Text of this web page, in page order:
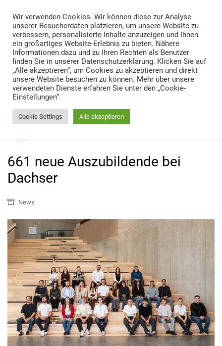
content
TRANS LOGISTIK NEWS
Technik • Kompetenz • Management
661 neue Auszubildende bei
Dachser
News
Wir verwenden Cookies. Wir können diese zur Analyse
unserer Besucherdaten platzieren, um unsere Website zu
verbessern, personalisierte Inhalte anzuzeigen und Ihnen
ein großartiges Website-Erlebnis zu bieten. Nähere
Informationen dazu und zu Ihren Rechten als Benutzer
finden Sie in unserer Datenschutzerklärung. Klicken Sie auf
„Alle akzeptieren“, um Cookies zu akzeptieren und direkt
unsere Website besuchen zu können. Mehr über unsere
verwendeten Dienste erfahren Sie unter den „Cookie-
Einstellungen“.
Cookie Settings Alle akzeptieren